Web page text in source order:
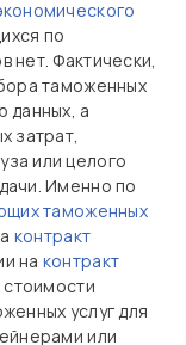
по
нет. Фактически,
таможенных
данных, а
затрат,
или целого
Именно по
таможенных
контракт
на контракт
стоимости
услуг для
или